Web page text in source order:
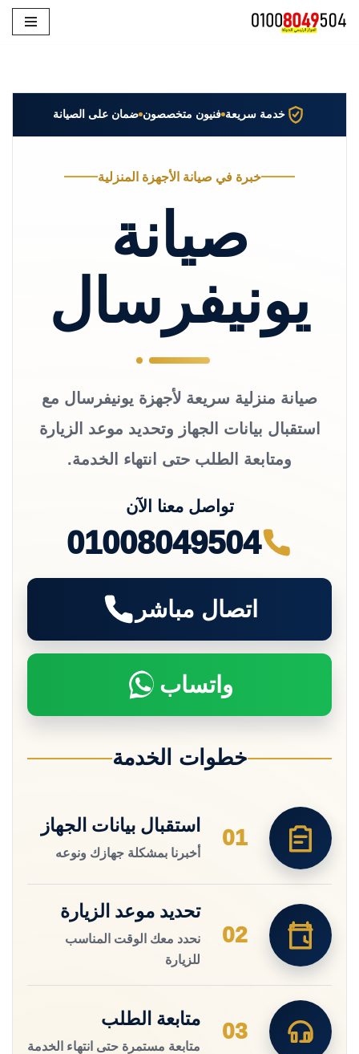
خدمة سريعة فنيون متخصصون ضمان على الصيانة
خبرة في صيانة الأجهزة المنزلية
صيانة
يونيفرسال
صيانة منزلية سريعة لأجهزة يونيفرسال مع
استقبال بيانات الجهاز وتحديد موعد الزيارة
ومتابعة الطلب حتى انتهاء الخدمة.
تواصل معنا الآن
01008049504
اتصال مباشر
واتساب
خطوات الخدمة
01
استقبال بيانات الجهاز
أخبرنا بمشكلة جهازك ونوعه
02
تحديد موعد الزيارة
نحدد معك الوقت المناسب
للزيارة
03
متابعة الطلب
متابعة مستمرة حتى انتهاء الخدمة